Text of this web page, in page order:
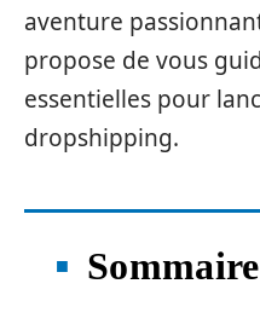
aventure
propose de vous
essentielles pour
dropshipping.
Sommaire